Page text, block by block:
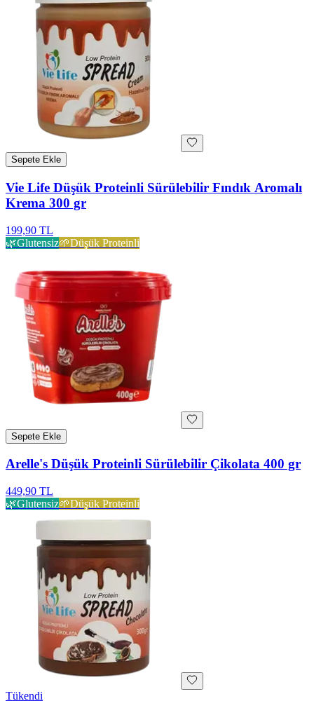
Sepete Ekle
Vie Life Düşük Proteinli Sürülebilir Fındık Aromalı
Krema 300 gr
199,90 TL
🌿Glutensiz🌱Düşük Proteinli
Sepete Ekle
Arelle's Düşük Proteinli Sürülebilir Çikolata 400 gr
449,90 TL
🌿Glutensiz🌱Düşük Proteinli
Tükendi